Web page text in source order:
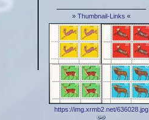
» Thumbnail-Links «
https://img.xrmb2.net/636028.jpg